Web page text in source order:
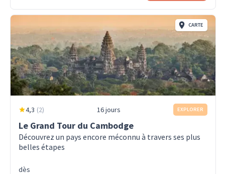
CARTE
4,3 (2) 16 jours EXPLORER
Le Grand Tour du Cambodge
Découvrez un pays encore méconnu à travers ses plus
belles étapes
dès